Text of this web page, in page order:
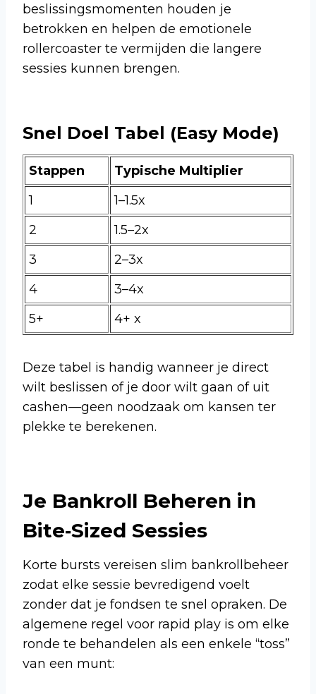
beslissingsmomenten houden je
betrokken en helpen de emotionele
rollercoaster te vermijden die langere
sessies kunnen brengen.
Snel Doel Tabel (Easy Mode)
Stappen
Typische Multiplier
1
1–1.5x
2
1.5–2x
3
2–3x
4
3–4x
5+
4+ x
Deze tabel is handig wanneer je direct
wilt beslissen of je door wilt gaan of uit
cashen—geen noodzaak om kansen ter
plekke te berekenen.
Je Bankroll Beheren in
Bite‑Sized Sessies
Korte bursts vereisen slim bankrollbeheer
zodat elke sessie bevredigend voelt
zonder dat je fondsen te snel opraken. De
algemene regel voor rapid play is om elke
ronde te behandelen als een enkele “toss”
van een munt: